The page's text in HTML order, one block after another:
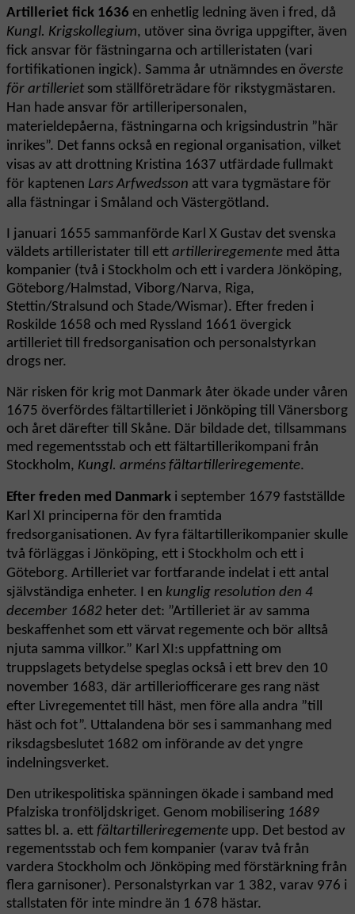
Artilleriet fick 1636 en enhetlig ledning även i fred, då
Kungl. Krigskollegium, utöver sina övriga uppgifter, även
fick ansvar för fästningarna och artilleristaten (vari
fortifikationen ingick). Samma år utnämndes en överste
för artillerietsom ställföreträdare för rikstygmästaren.
Han hade ansvar för artilleripersonalen,
materieldepåerna, fästningarna och krigsindustrin ”här
inrikes”. Det fanns också en regional organisation, vilket
visas av att drottning Kristina 1637 utfärdade fullmakt
för kaptenen Lars Arfwedsson att vara tygmästare för
alla fästningar i Småland och Västergötland.
I januari 1655 sammanförde Karl X Gustav det svenska
väldets artilleristater till ett artilleriregemente med åtta
kompanier (två i Stockholm och ett i vardera Jönköping,
Göteborg/Halmstad, Viborg/Narva, Riga,
Stettin/Stralsund och Stade/Wismar). Efter freden i
Roskilde 1658 och med Ryssland 1661 övergick
artilleriet till fredsorganisation och personalstyrkan
drogs ner.
När risken för krig mot Danmark åter ökade under våren
1675 överfördes fältartilleriet i Jönköping till Vänersborg
och året därefter till Skåne. Där bildade det, tillsammans
med regementsstab och ett fältartillerikompani från
Stockholm, Kungl. arméns fältartilleriregemente.
Efter freden med Danmark i september 1679 fastställde
Karl XI principerna för den framtida
fredsorganisationen. Av fyra fältartillerikompanier skulle
två förläggas i Jönköping, ett i Stockholm och ett i
Göteborg. Artilleriet var fortfarande indelat i ett antal
självständiga enheter. I en kunglig resolution den 4
december 1682 heter det: ”Artilleriet är av samma
beskaffenhet som ett värvat regemente och bör alltså
njuta samma villkor.” Karl XI:s uppfattning om
truppslagets betydelse speglas också i ett brev den 10
november 1683, där artilleriofficerare ges rang näst
efter Livregementet till häst, men före alla andra ”till
häst och fot”. Uttalandena bör ses i sammanhang med
riksdagsbeslutet 1682 om införande av det yngre
indelningsverket.
Den utrikespolitiska spänningen ökade i samband med
Pfalziska tronföljdskriget. Genom mobilisering 1689
sattes bl. a. ett fältartilleriregemente upp. Det bestod av
regementsstab och fem kompanier (varav två från
vardera Stockholm och Jönköping med förstärkning från
flera garnisoner). Personalstyrkan var 1 382, varav 976 i
stallstaten för inte mindre än 1 678 hästar.